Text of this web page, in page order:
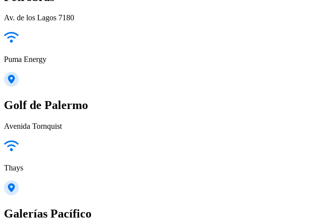
Av. de los Lagos 7180
Puma Energy
Golf de Palermo
Avenida Tornquist
Thays
Galerías Pacífico